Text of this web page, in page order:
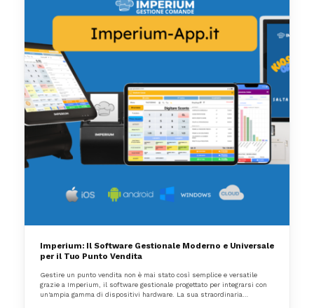
Imperium: Il Software Gestionale Moderno e Universale
per il Tuo Punto Vendita
Gestire un punto vendita non è mai stato così semplice e versatile
grazie a Imperium, il software gestionale progettato per integrarsi con
un'ampia gamma di dispositivi hardware. La sua straordinaria